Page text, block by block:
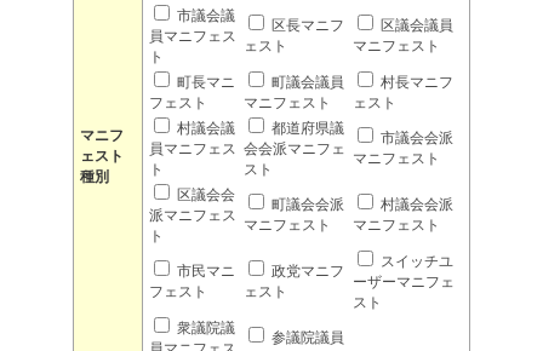
マニフ
ェスト
種別
市議会議
員マニフェス
ト
区長マニフ
ェスト
区議会議員
マニフェスト
町長マニ
フェスト
町議会議員
マニフェスト
村長マニフ
ェスト
村議会議
員マニフェス
ト
都道府県議
会会派マニフェ
スト
市議会会派
マニフェスト
区議会会
派マニフェス
ト
町議会会派
マニフェスト
村議会会派
マニフェスト
市民マニ
フェスト
政党マニフ
ェスト
スイッチユ
ーザーマニフェ
スト
衆議院議
参議院議員